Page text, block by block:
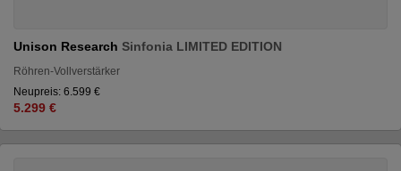
Unison Research Sinfonia LIMITED EDITION
Röhren-Vollverstärker
Neupreis: 6.599 €
5.299 €